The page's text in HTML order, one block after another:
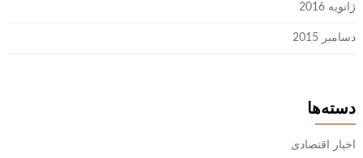
ژانویه 2016
دسامبر 2015
دسته‌ها
اخبار اقتصادی